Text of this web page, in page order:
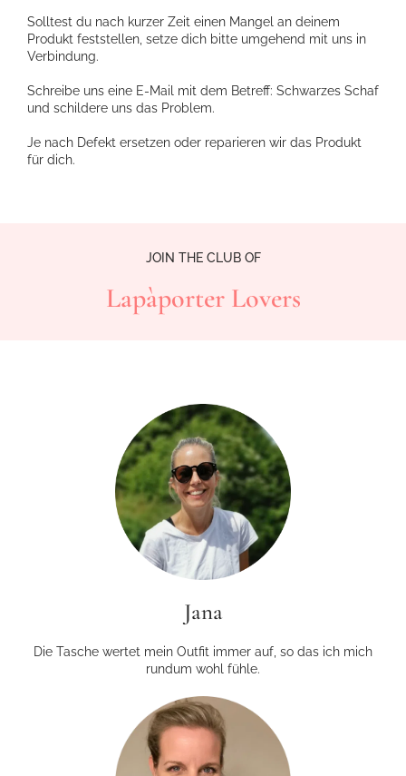
Solltest du nach kurzer Zeit einen Mangel an deinem
Produkt feststellen, setze dich bitte umgehend mit uns in
Verbindung.
Schreibe uns eine E-Mail mit dem Betreff: Schwarzes Schaf
und schildere uns das Problem.
Je nach Defekt ersetzen oder reparieren wir das Produkt
für dich.
JOIN THE CLUB OF
Lapàporter Lovers
Jana
Die Tasche wertet mein Outfit immer auf, so das ich mich
rundum wohl fühle.